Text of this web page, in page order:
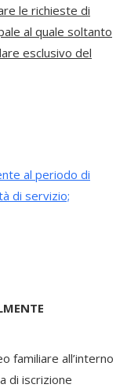
le richieste di
al quale soltanto
esclusivo del
al periodo di
di servizio;
familiare all’interno
di iscrizione